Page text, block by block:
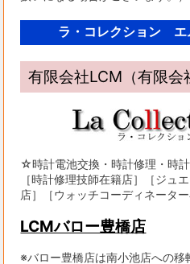
ラ・コレクション エ
有限会社LCM（有限会
☆時計電池交換・時計修理・時計
［時計修理技師在籍店］［ジュ
店］［ウォッチコーディネーター
LCMバロー豊橋店
※バロー豊橋店は南小池店への